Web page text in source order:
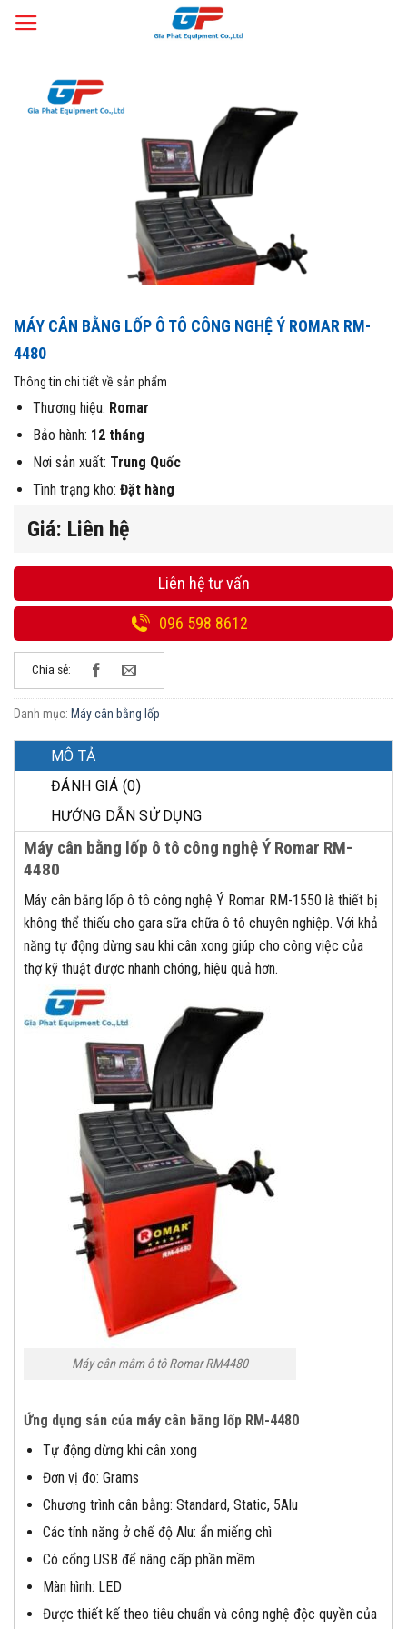
Skip
Thiết Bị Làm Lốp /
MÁY CÂN BẰNG LỐP Ô TÔ CÔNG NGHỆ Ý ROMAR RM-
4480
Thông tin chi tiết về sản phẩm
Thương hiệu: Romar
Bảo hành: 12 tháng
Nơi sản xuất: Trung Quốc
Tình trạng kho: Đặt hàng
Giá: Liên hệ
Liên hệ tư vấn
096 598 8612
Chia sẻ:
Danh mục: Máy cân bằng lốp
MÔ TẢ
ĐÁNH GIÁ (0)
HƯỚNG DẪN SỬ DỤNG
Máy cân bằng lốp ô tô công nghệ Ý Romar RM-
4480
Máy cân bằng lốp ô tô công nghệ Ý Romar RM-1550 là thiết bị
không thể thiếu cho gara sữa chữa ô tô chuyên nghiệp. Với khả
năng tự động dừng sau khi cân xong giúp cho công việc của
thợ kỹ thuật được nhanh chóng, hiệu quả hơn.
Máy cân mâm ô tô Romar RM4480
Ứng dụng sản của máy cân bằng lốp RM-4480
Tự động dừng khi cân xong
Đơn vị đo: Grams
Chương trình cân bằng: Standard, Static, 5Alu
Các tính năng ở chế độ Alu: ẩn miếng chì
Có cổng USB để nâng cấp phần mềm
Màn hình: LED
Được thiết kế theo tiêu chuẩn và công nghệ độc quyền của